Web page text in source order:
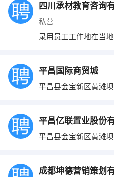
私营
录用员工工作地在当地
平昌国际商贸城
平昌县金宝新区黄滩
平昌县金宝新区黄滩